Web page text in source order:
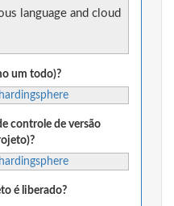
language and cloud
um todo)?
controle de versão
é liberado?